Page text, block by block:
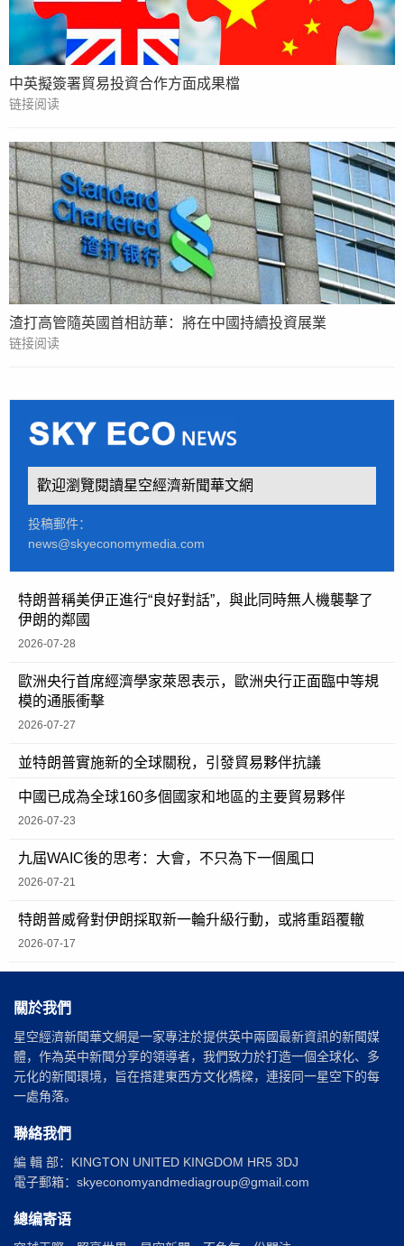
中英擬簽署貿易投資合作方面成果檔
链接阅读
渣打高管隨英國首相訪華：將在中國持續投資展業
链接阅读
歡迎瀏覽閱讀星空經濟新聞華文網
投稿郵件：
news@skyeconomymedia.com
特朗普稱美伊正進行“良好對話”，與此同時無人機襲擊了
伊朗的鄰國
2026-07-28
歐洲央行首席經濟學家萊恩表示，歐洲央行正面臨中等規
模的通脹衝擊
2026-07-27
並特朗普實施新的全球關稅，引發貿易夥伴抗議
中國已成為全球160多個國家和地區的主要貿易夥伴
2026-07-23
九屆WAIC後的思考：大會，不只為下一個風口
2026-07-21
特朗普威脅對伊朗採取新一輪升級行動，或將重蹈覆轍
2026-07-17
關於我們
星空經濟新聞華文網是一家專注於提供英中兩國最新資訊的新聞媒
體，作為英中新聞分享的領導者，我們致力於打造一個全球化、多
元化的新聞環境，旨在搭建東西方文化橋樑，連接同一星空下的每
一處角落。
聯絡我們
編 輯 部：KINGTON UNITED KINGDOM HR5 3DJ
電子郵箱：skyeconomyandmediagroup@gmail.com
總编寄语